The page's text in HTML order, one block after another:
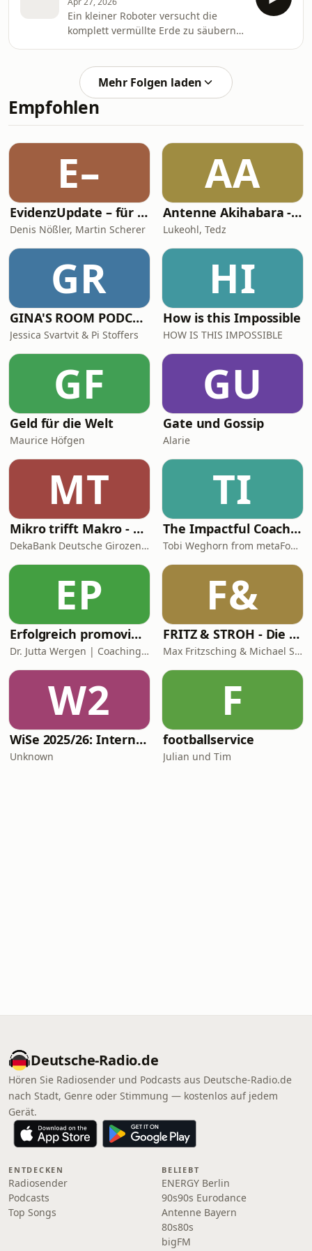
von "Methodisch inkorrekt!" schauen
wir uns das mal genauer an. Was
passiert bei der Kernspaltung und
wie genau funktioniert eine
Atombombe? Warum war das
Manhattan Project so krass und wie
haben sich eigentlich die Nazis ges
Ein kleiner Roboter versucht die
komplett vermüllte Erde zu säubern
Film über den niedlichen Aufräum-
Automaten bietet Stoff für fiese
Fantheorien rund um Kannibalismus
und macht einige düstere Themen
Geschichte des globalen
Müllproblems und was das
physikalische Konzept der Entropie
mit WALL·E
Mehr Folgen laden
Empfohlen
E–
EvidenzUpdate – für klügere Medizin
Denis Nößler, Martin Scherer
AA
Antenne Akihabara - Ein deutscher Anime-Plausch
Lukeohl, Tedz
GR
GINA'S ROOM PODCAST
Jessica Svartvit & Pi Stoffers
HI
How is this Impossible
HOW IS THIS IMPOSSIBLE
GF
Geld für die Welt
Maurice Höfgen
GU
Gate und Gossip
Alarie
MT
Mikro trifft Makro - Das Finanzmarktgespräch
DekaBank Deutsche Girozentrale
TI
The Impactful Coach: Learn Coaching Skills & Coaching Demos
Tobi Weghorn from metaFox Coaching Tools
EP
Erfolgreich promovieren | Coachingzonen-Podcast | Promotionspodcast
Dr. Jutta Wergen | Coaching für Promovierende
F&
FRITZ & STROH - Die Fussballshow
Max Fritzsching & Michael Strohmaier
W2
WiSe 2025/26: Internationales Privatrecht
Unknown
F
footballservice
Julian und Tim
Deutsche-Radio.de
Hören Sie Radiosender und Podcasts aus Deutsche-Radio.de
nach Stadt, Genre oder Stimmung — kostenlos auf jedem
Gerät.
ENTDECKEN
Radiosender
Podcasts
Top Songs
BELIEBT
ENERGY Berlin
90s90s Eurodance
Antenne Bayern
80s80s
bigFM